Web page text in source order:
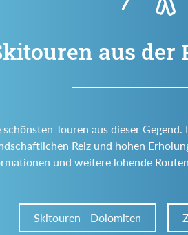
aus der
Touren aus dieser
Reiz und hohen
und weitere lohende
Skitouren - Dolomiten